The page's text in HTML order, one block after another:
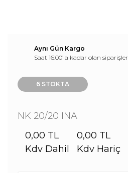
Aynı Gün Kargo
Saat 16:00’ a kadar olan siparişler
6 STOKTA
NK 20/20 INA
0,00 TL
Kdv Dahil
0,00 TL
Kdv Hariç